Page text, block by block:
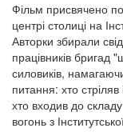
Фільм присвячено
центрі столиці на
Авторки збирали
працівників бригад
силовиків,
питання: хто стріляв
хто входив до
вогонь з